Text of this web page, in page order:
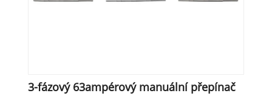
3-fázový 63ampérový manuální přepínač